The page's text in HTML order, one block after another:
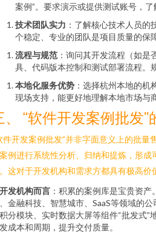
案例”。要求演示或提供测试账号，了
技术团队实力 ：了解核心技术人员
个稳定、专业的团队是项目质量的保障
流程与规范 ：询问其开发流程（如
具、代码版本控制和测试部署流程。
本地化服务优势 ：选择杭州本地的
现场支持，能更好地理解本地市场与
、 “软件开发案例批发
件开发案例批发”并非字面意义上的批量
例进行系统性分析、归纳和提炼，形成
这对于开发机构和需求方都具有极高价
发机构而言 ：积累的案例库是宝贵资
金融科技、智慧城市、SaaS等领域的
分模块、实时数据大屏等组件“批发式”
成本和周期，提升交付质量。